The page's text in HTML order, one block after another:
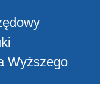
Wyższego